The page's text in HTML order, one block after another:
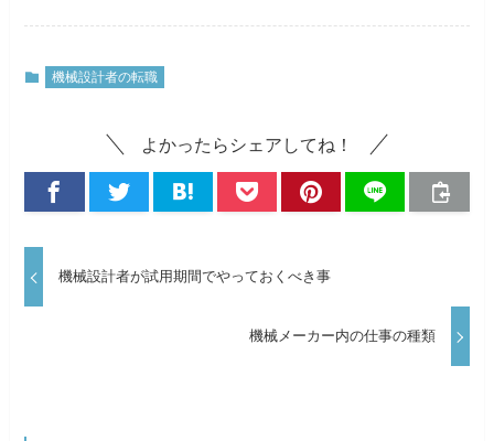
機械設計者の転職
よかったらシェアしてね！
機械設計者が試用期間でやっておくべき事
機械メーカー内の仕事の種類